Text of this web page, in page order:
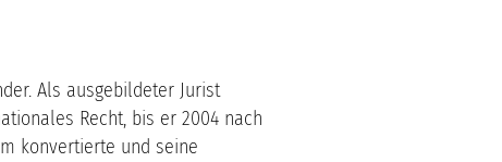
Als ausgebildeter Jurist
Recht, bis er 2004 nach
konvertierte und seine